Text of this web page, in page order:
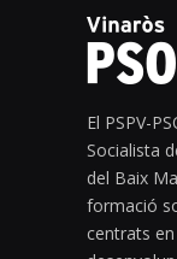
El PSPV-
Socialista
del Baix
formació
centrats